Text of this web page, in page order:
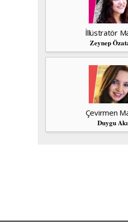
İllüstratör
Zeynep
Çevirmen
Duygu